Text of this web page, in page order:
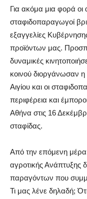
Για ακόμα μια φορά οι
σταφιδοπαραγωγοί
εξαγγελίες
προϊόντων μας.
δυναμικές
κοινού διοργάνωσαν
Αιγίου και οι
περιφέρεια και
Αθήνα στις 16
σταφίδας.
Από την επόμενη
αγροτικής Ανάπτυξης
παραγόντων που
Τι μας λένε δηλαδή;